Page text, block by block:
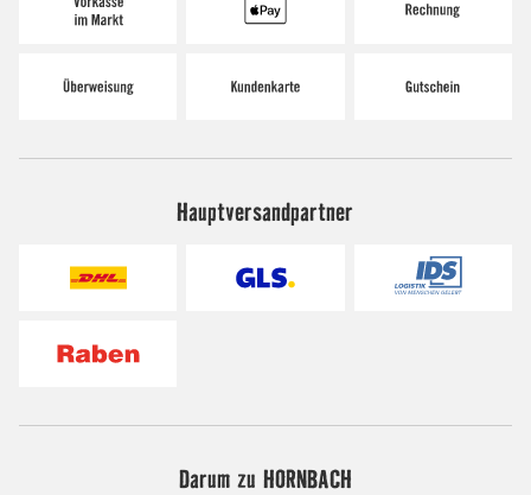
Hauptversandpartner
Darum zu HORNBACH